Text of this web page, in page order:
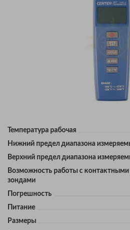
Температура рабочая
Нижний предел диапазона
Верхний предел диапазона
Возможность работы с контактными
зондами
Погрешность
Питание
Размеры